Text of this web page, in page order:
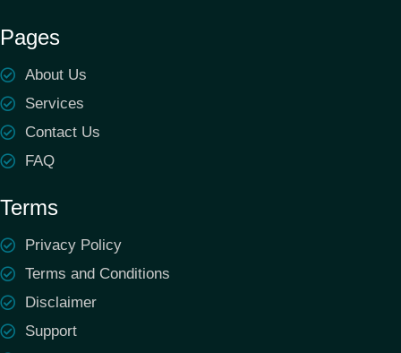
Pages
About Us
Services
Contact Us
FAQ
Terms
Privacy Policy
Terms and Conditions
Disclaimer
Support